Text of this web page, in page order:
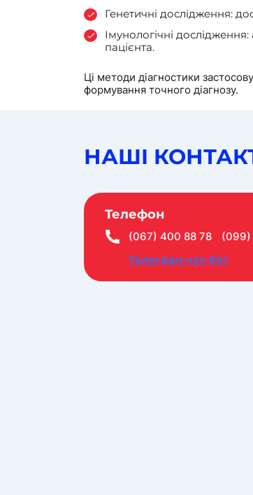
Генетичні дослідження:
Імунологічні
пацієнта.
Ці методи діагностики
формування точного діагнозу.
НАШІ
Телефон
(067) 400 88 78
(099)
Телеграм чат-бот